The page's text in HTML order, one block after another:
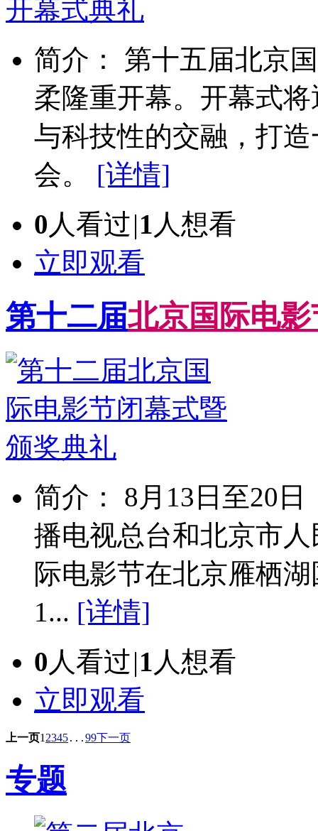
简介： 第十五届北京
柔隆重开幕。开幕式
与科技性的交融，打
会。 [详情]
0 人看过|1 人想看
立即观看
第十二届北京国 际电影
简介： 8月13日至20
播电视总台和北京市
际电影节在北京雁栖
1... [详情]
0 人看过|1 人想看
立即观看
上一页1 2345 ... 99下一页
专题